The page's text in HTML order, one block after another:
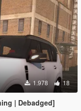
1.978 18
| Debadged]